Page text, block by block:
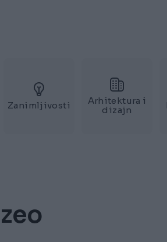
Zanimljivosti
Arhitektura i
dizajn